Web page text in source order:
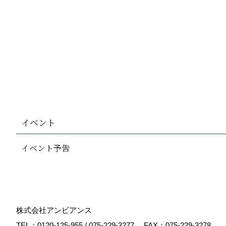
イベント
イベント予告
株式会社アンビアンス